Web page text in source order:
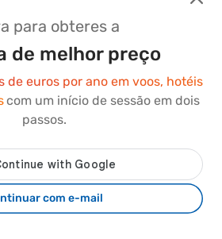
Inc
Liner Spa
para obteres a
de melhor preço
de euros por ano em voos, hotéis
com um início de sessão em dois
passos.
com e-mail